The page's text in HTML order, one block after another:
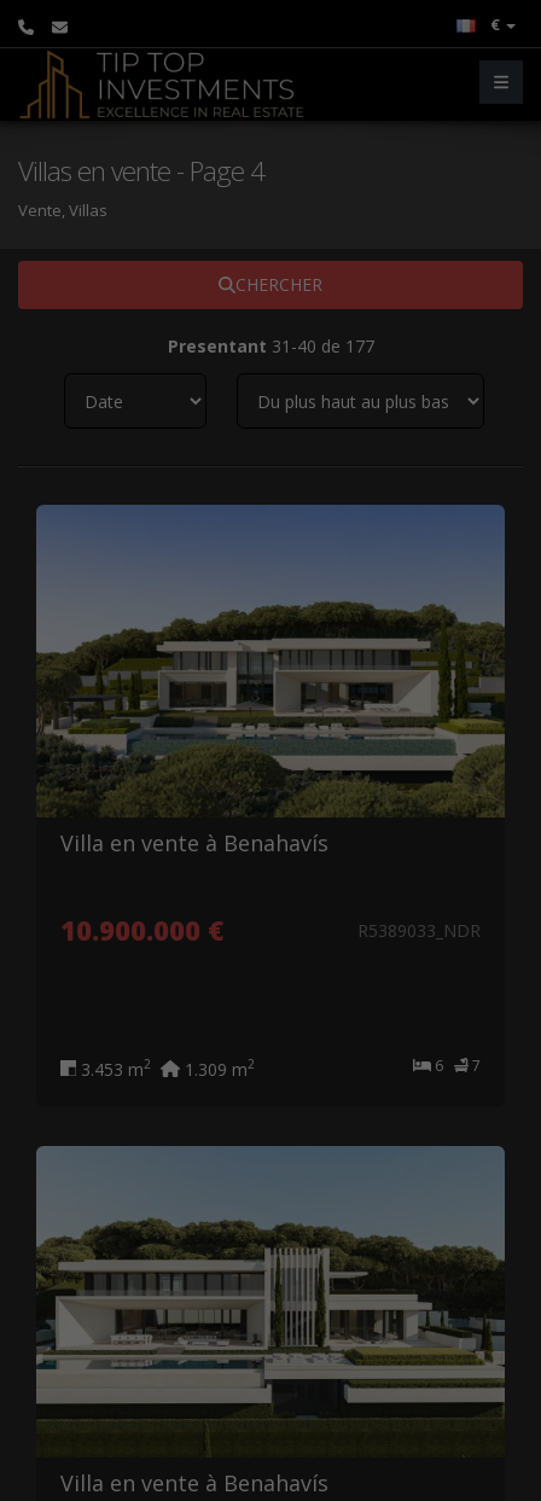
€
Villas en vente - Page 4
Vente, Villas
CHERCHER
Presentant 31-40 de 177
Villa en vente à Benahavís
10.900.000 € R5389033_NDR
6 7
3.453 m2 1.309 m2
Villa en vente à Benahavís